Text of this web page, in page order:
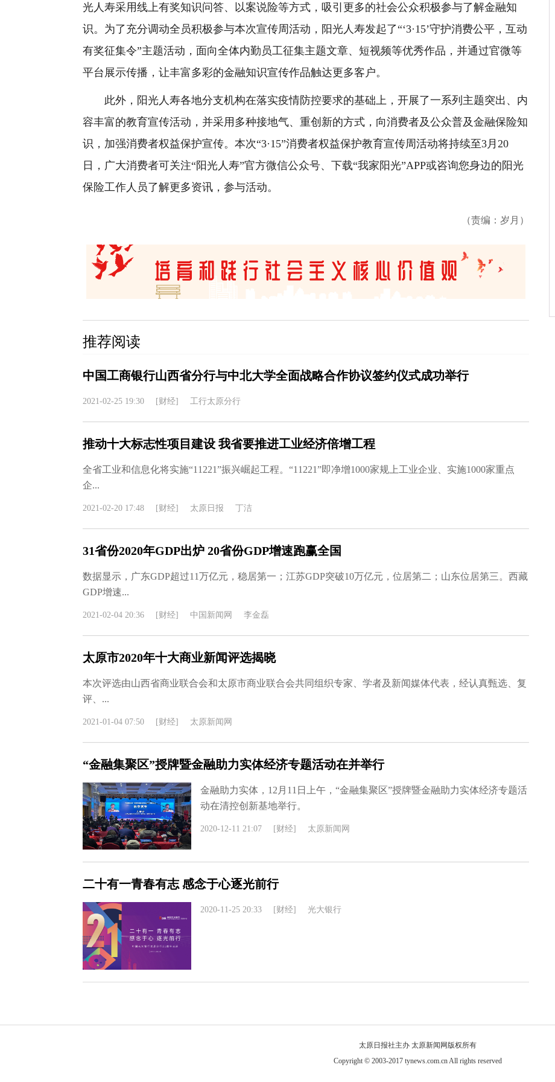
光人寿采用线上有奖知识问答、以案说险等方式，吸引更多的社会公众积极参与了解金融知
识。为了充分调动全员积极参与本次宣传周活动，阳光人寿发起了“‘3·15’守护消费公平，互动
有奖征集令”主题活动，面向全体内勤员工征集主题文章、短视频等优秀作品，并通过官微等
平台展示传播，让丰富多彩的金融知识宣传作品触达更多客户。
此外，阳光人寿各地分支机构在落实疫情防控要求的基础上，开展了一系列主题突出、内
容丰富的教育宣传活动，并采用多种接地气、重创新的方式，向消费者及公众普及金融保险知
识，加强消费者权益保护宣传。本次“3·15”消费者权益保护教育宣传周活动将持续至3月20
日，广大消费者可关注“阳光人寿”官方微信公众号、下载“我家阳光”APP或咨询您身边的阳光
保险工作人员了解更多资讯，参与活动。
（责编：岁月）
推荐阅读
中国工商银行山西省分行与中北大学全面战略合作协议签约仪式成功举行
2021-02-25 19:30 [财经] 工行太原分行
推动十大标志性项目建设 我省要推进工业经济倍增工程
全省工业和信息化将实施“11221”振兴崛起工程。“11221”即净增1000家规上工业企业、实施1000家重点
企...
2021-02-20 17:48 [财经] 太原日报 丁洁
31省份2020年GDP出炉 20省份GDP增速跑赢全国
数据显示，广东GDP超过11万亿元，稳居第一；江苏GDP突破10万亿元，位居第二；山东位居第三。西藏
GDP增速...
2021-02-04 20:36 [财经] 中国新闻网 李金磊
太原市2020年十大商业新闻评选揭晓
本次评选由山西省商业联合会和太原市商业联合会共同组织专家、学者及新闻媒体代表，经认真甄选、复
评、...
2021-01-04 07:50 [财经] 太原新闻网
“金融集聚区”授牌暨金融助力实体经济专题活动在并举行
金融助力实体，12月11日上午，“金融集聚区”授牌暨金融助力实体经济专题活
动在清控创新基地举行。
2020-12-11 21:07 [财经] 太原新闻网
二十有一青春有志 感念于心逐光前行
2020-11-25 20:33 [财经] 光大银行
太原日报社主办 太原新闻网版权所有
Copyright © 2003-2017 tynews.com.cn All rights reserved